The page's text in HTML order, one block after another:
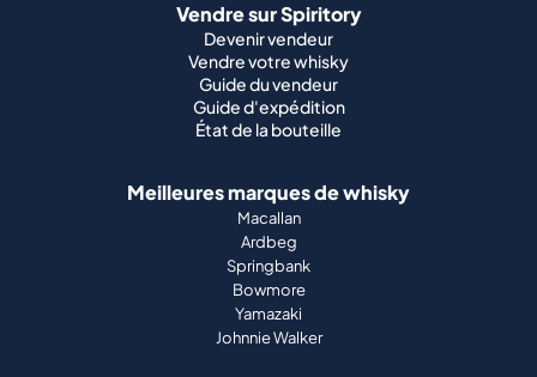
Vendre sur Spiritory
Devenir vendeur
Vendre votre whisky
Guide du vendeur
Guide d'expédition
État de la bouteille
Meilleures marques de whisky
Macallan
Ardbeg
Springbank
Bowmore
Yamazaki
Johnnie Walker